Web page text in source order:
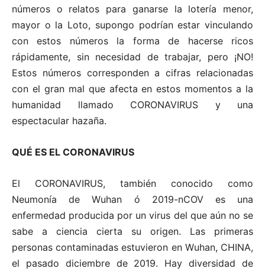
números o relatos para ganarse la lotería menor,
mayor o la Loto, supongo podrían estar vinculando
con estos números la forma de hacerse ricos
rápidamente, sin necesidad de trabajar, pero ¡NO!
Estos números corresponden a cifras relacionadas
con el gran mal que afecta en estos momentos a la
humanidad llamado CORONAVIRUS y una
espectacular hazaña.
QUÉ ES EL CORONAVIRUS
El CORONAVIRUS, también conocido como
Neumonía de Wuhan ó 2019-nCOV es una
enfermedad producida por un virus del que aún no se
sabe a ciencia cierta su origen. Las primeras
personas contaminadas estuvieron en Wuhan, CHINA,
el pasado diciembre de 2019. Hay diversidad de